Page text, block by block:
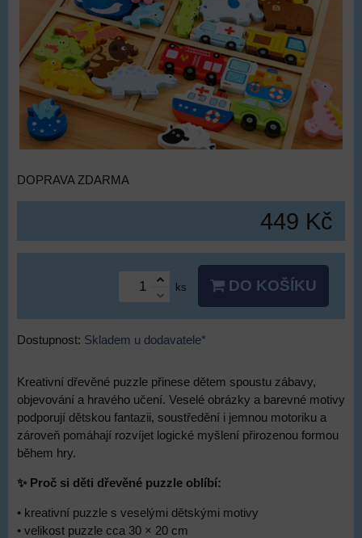
DOPRAVA ZDARMA
449 Kč
ks DO KOŠÍKU
Dostupnost: Skladem u dodavatele*
Kreativní dřevěné puzzle přinese dětem spoustu zábavy,
objevování a hravého učení. Veselé obrázky a barevné motivy
podporují dětskou fantazii, soustředění i jemnou motoriku a
zároveň pomáhají rozvíjet logické myšlení přirozenou formou
během hry.
✨ Proč si děti dřevěné puzzle oblíbí:
• kreativní puzzle s veselými dětskými motivy
• velikost puzzle cca 30 × 20 cm